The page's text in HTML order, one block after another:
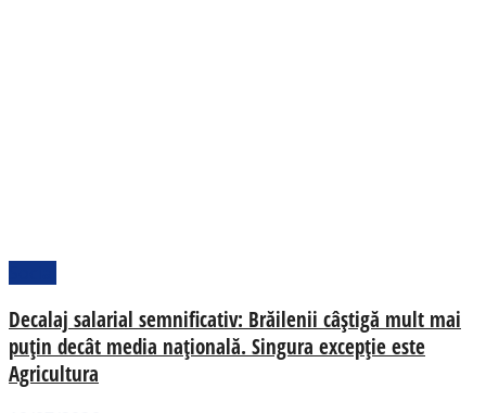
Decalaj salarial semnificativ: Brăilenii câștigă mult mai
puțin decât media națională. Singura excepție este
Agricultura